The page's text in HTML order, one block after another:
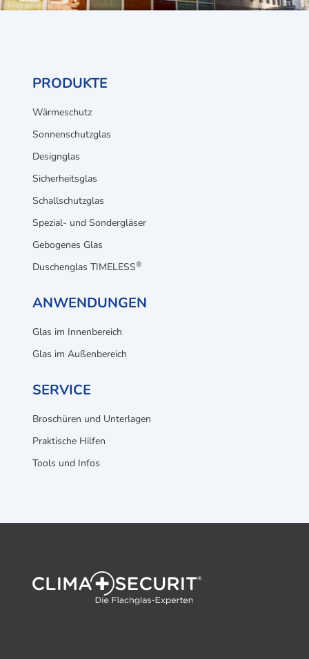
PRODUKTE
Wärmeschutz
Sonnenschutzglas
Designglas
Sicherheitsglas
Schallschutzglas
Spezial- und Sondergläser
Gebogenes Glas
Duschenglas TIMELESS®
ANWENDUNGEN
Glas im Innenbereich
Glas im Außenbereich
SERVICE
Broschüren und Unterlagen
Praktische Hilfen
Tools und Infos